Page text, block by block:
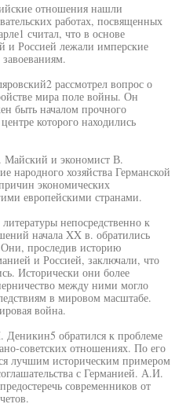
отношения нашли
работах, посвященных
считал, что в основе
и Россией лежали имперские
рассмотрел вопрос о
мира поле войны. Он
быть началом прочного
которого находились
Майский и экономист В.
народного хозяйства Германской
экономических
европейскими странами.
непосредственно к
начала XX в. обратились
проследив историю
и Россией, заключали, что
Исторически они более
между ними могло
в мировом масштабе.
война.
обратился к проблеме
советских отношениях. По его
лучшим историческим примером
с Германией. А.И.
современников от